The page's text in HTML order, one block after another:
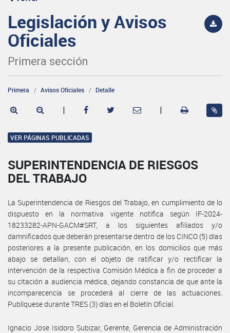
Legislación y Avisos
Oficiales
Primera sección
Primera Avisos Oficiales Detalle
| |
VER PÁGINAS PUBLICADAS
SUPERINTENDENCIA DE RIESGOS
DEL TRABAJO
La Superintendencia de Riesgos del Trabajo, en cumplimiento de lo
dispuesto en la normativa vigente notifica según IF-2024-
18233282-APN-GACM#SRT, a los siguientes afiliados y/o
damnificados que deberán presentarse dentro de los CINCO (5) días
posteriores a la presente publicación, en los domicilios que más
abajo se detallan, con el objeto de ratificar y/o rectificar la
intervención de la respectiva Comisión Médica a fin de proceder a
su citación a audiencia médica, dejando constancia de que ante la
incomparecencia se procederá al cierre de las actuaciones.
Publíquese durante TRES (3) días en el Boletín Oficial.
Ignacio Jose Isidoro Subizar, Gerente, Gerencia de Administración